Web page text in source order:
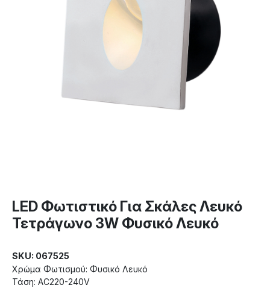
LED Φωτιστικό Για Σκάλες Λευκό
Τετράγωνο 3W Φυσικό Λευκό
SKU: 067525
Χρώμα Φωτισμού: Φυσικό Λευκό
Τάση: AC220-240V